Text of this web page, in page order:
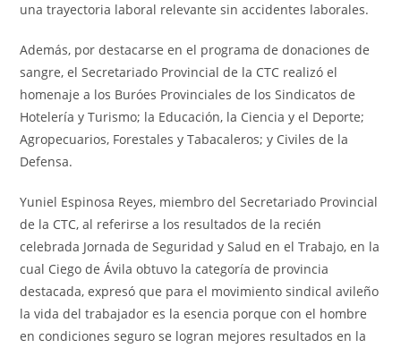
una trayectoria laboral relevante sin accidentes laborales.
Además, por destacarse en el programa de donaciones de
sangre, el Secretariado Provincial de la CTC realizó el
homenaje a los Buróes Provinciales de los Sindicatos de
Hotelería y Turismo; la Educación, la Ciencia y el Deporte;
Agropecuarios, Forestales y Tabacaleros; y Civiles de la
Defensa.
Yuniel Espinosa Reyes, miembro del Secretariado Provincial
de la CTC, al referirse a los resultados de la recién
celebrada Jornada de Seguridad y Salud en el Trabajo, en la
cual Ciego de Ávila obtuvo la categoría de provincia
destacada, expresó que para el movimiento sindical avileño
la vida del trabajador es la esencia porque con el hombre
en condiciones seguro se logran mejores resultados en la